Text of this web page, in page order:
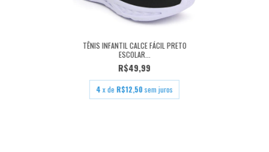
TÊNIS INFANTIL CALCE FÁCIL PRETO
ESCOLAR...
R$49,99
4 x de R$12,50 sem juros